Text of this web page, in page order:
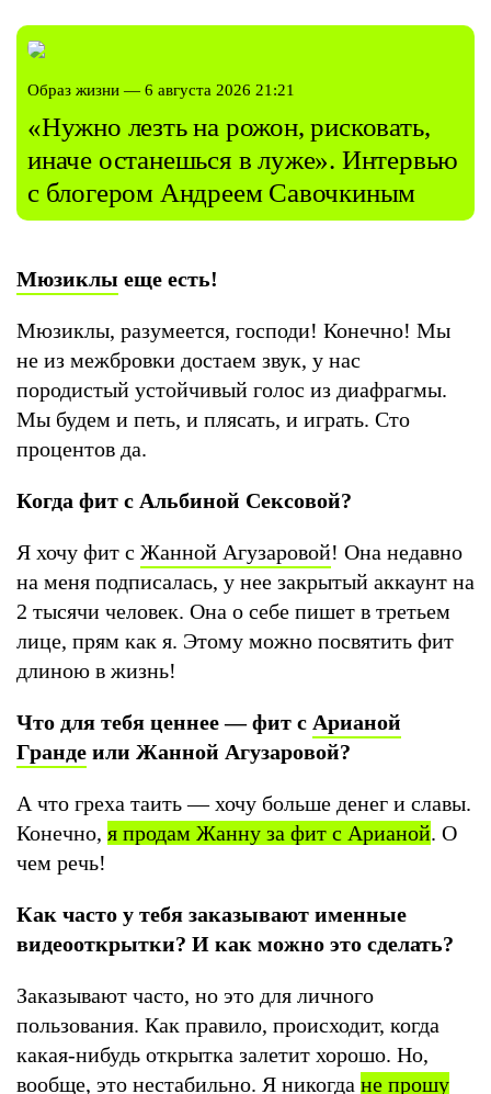
Образ жизни — 6 августа 2026 21:21
«Нужно лезть на рожон, рисковать,
иначе останешься в луже». Интервью
с блогером Андреем Савочкиным
Мюзиклы еще есть!
Мюзиклы, разумеется, господи! Конечно! Мы
не из межбровки достаем звук, у нас
породистый устойчивый голос из диафрагмы.
Мы будем и петь, и плясать, и играть. Сто
процентов да.
Когда фит с Альбиной Сексовой?
Я хочу фит с Жанной Агузаровой! Она недавно
на меня подписалась, у нее закрытый аккаунт на
2 тысячи человек. Она о себе пишет в третьем
лице, прям как я. Этому можно посвятить фит
длиною в жизнь!
Что для тебя ценнее — фит с Арианой
Гранде или Жанной Агузаровой?
А что греха таить — хочу больше денег и славы.
Конечно, я продам Жанну за фит с Арианой. О
чем речь!
Как часто у тебя заказывают именные
видеооткрытки? И как можно это сделать?
Заказывают часто, но это для личного
пользования. Как правило, происходит, когда
какая-нибудь открытка залетит хорошо. Но,
вообще, это нестабильно. Я никогда не прошу